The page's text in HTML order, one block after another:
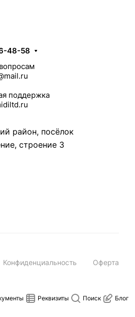
48-58
поддержка
район, посёлок
строение 3
Конфиденциальность Оферта
Реквизиты Поиск
Блог